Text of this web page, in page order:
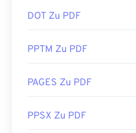
DOT Zu PDF
PPTM Zu PDF
PAGES Zu PDF
PPSX Zu PDF